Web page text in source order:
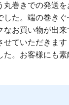
丸巻きでの発送
した。端の巻きぐ
なお買い物が出来
せていただきま
た。お客様にも